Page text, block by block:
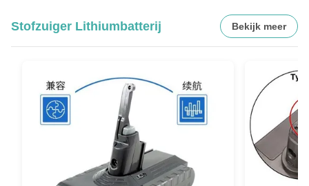
Stofzuiger Lithiumbatterij Bekijk meer